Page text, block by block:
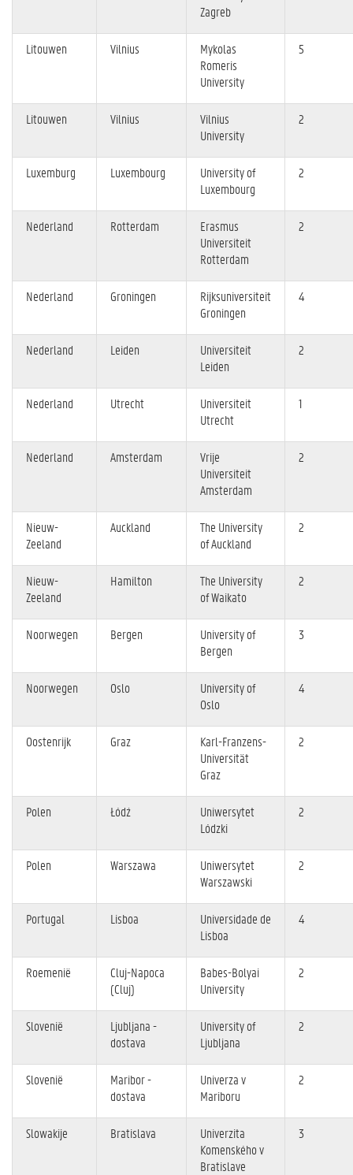
Zagreb
Litouwen Vilnius
Mykolas
Romeris
University
5
Litouwen Vilnius
Vilnius
University
2
Luxemburg Luxembourg
University of
Luxembourg
2
Nederland Rotterdam
Erasmus
Universiteit
Rotterdam
2
Nederland Groningen
Rijksuniversiteit
Groningen
4
Nederland Leiden
Universiteit
Leiden
2
Nederland Utrecht
Universiteit
Utrecht
1
Nederland Amsterdam
Vrije
Universiteit
Amsterdam
2
Nieuw-
Zeeland
Auckland
The University
of Auckland
2
Nieuw-
Zeeland
Hamilton
The University
of Waikato
2
Noorwegen Bergen
University of
Bergen
3
Noorwegen Oslo
University of
Oslo
4
Oostenrijk Graz
Karl-Franzens-
Universität
Graz
2
Polen Łódź
Uniwersytet
Lódzki
2
Polen Warszawa
Uniwersytet
Warszawski
2
Portugal Lisboa
Universidade de
Lisboa
4
Roemenië
Cluj-Napoca
(Cluj)
Babes-Bolyai
University
2
Slovenië
Ljubljana -
dostava
University of
Ljubljana
2
Slovenië
Maribor -
dostava
Univerza v
Mariboru
2
Slowakije Bratislava
Univerzita
Komenského v
Bratislave
3